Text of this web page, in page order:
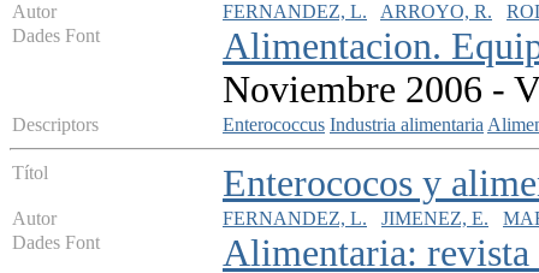
Autor FERNANDEZ, L. ARROYO, R.
Dades Font
Alimentacion.
Noviembre 2006 -
Descriptors Enterococcus Industria alimentaria
Títol Enterococos y
Autor FERNANDEZ, L. JIMENEZ, E.
Dades Font
Alimentaria: revista